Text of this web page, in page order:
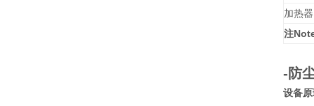
加热
注
-防
设备